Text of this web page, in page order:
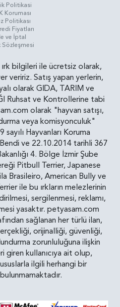
Politikasi
Koruması
Politikası
Fiyatları
ve İptal
Sözleşmesi
bilgileri ile ücretsiz olarak,
veririz. Satış yapan yerlerin,
olarak GIDA, TARIM ve
Ruhsat ve Kontrollerine tabi
olarak "hayvan satışı,
veya komisyonculuk"
Hayvanları Koruma
ve 22.10.2014 tarihli 367
4. Bölge İzmir Şube
Pitbull Terrier, Japanese
Brasileiro, American Bully ve
ile bu ırkların melezlerinin
sergilenmesi, reklamı,
yasaktır. petyasam.com
sağlanan her türlü ilan,
orijinalliği, güvenliği,
zorunluluğuna ilişkin
giren kullanıcıya ait olup,
ilgili herhangi bir